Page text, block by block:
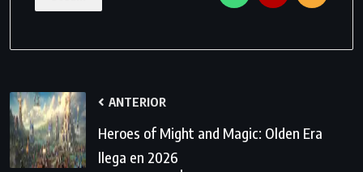
ANTERIOR
Heroes of Might and Magic: Olden Era
llega en 2026